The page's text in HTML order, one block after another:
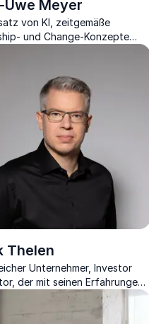
Uwe Meyer
von KI, zeitgemäße
und Change-Konzepte
Wegbereiter für den Erfolg
in der Zukunft.
Thelen
Unternehmer, Investor
der mit seinen Erfahrungen
Startup-Welt inspiriert.